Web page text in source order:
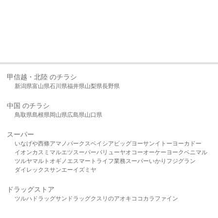
甲信越・北陸 のチラシ
新潟県富山県石川県福井県山梨県長野県
中国 のチラシ
鳥取県島根県岡山県広島県山口県
スーパー
いなげや西條アマノパークスベイシア ビッグヨーサンイトーヨーカドー
イオンカスミ マルエツスーパーバリューヤオコーオーケー ヨークベニマル
ツルヤマルト オギノ エスマート ライフ業務スーパーいかり フジグラン
ダイレックスサンエーイズミヤ
ドラッグストア
ツルハドラッグサンドラッグクスリのアオキ ココカラファイン